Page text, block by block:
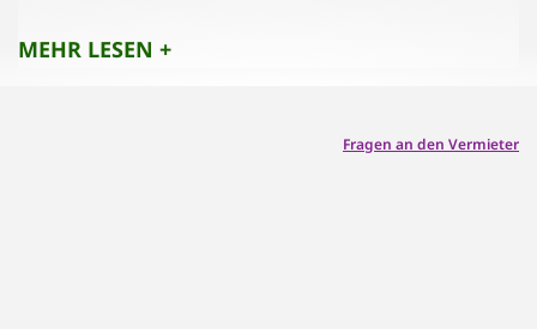
Weitervermietung an Dritte ist nicht gestattet.
MEHR LESEN +
Fragen an den Vermieter